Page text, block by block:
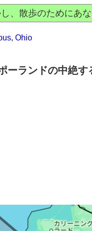
し、散歩のためにあ
Ohio
ーランドの中絶す